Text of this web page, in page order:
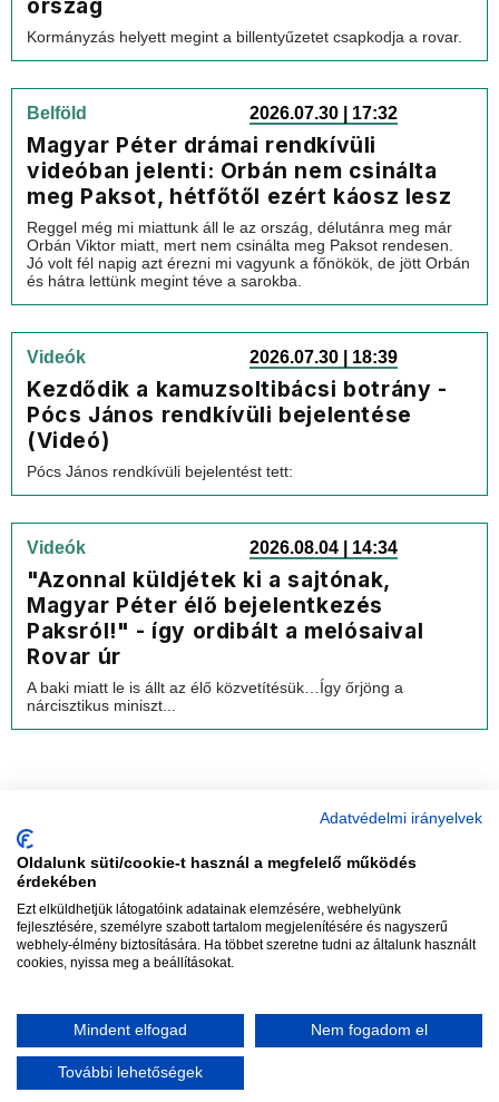
ország
Kormányzás helyett megint a billentyűzetet csapkodja a rovar.
Belföld 2026.07.30 | 17:32
Magyar Péter drámai rendkívüli
videóban jelenti: Orbán nem csinálta
meg Paksot, hétfőtől ezért káosz lesz
Reggel még mi miattunk áll le az ország, délutánra meg már
Orbán Viktor miatt, mert nem csinálta meg Paksot rendesen.
Jó volt fél napig azt érezni mi vagyunk a főnökök, de jött Orbán
és hátra lettünk megint téve a sarokba.
Videók 2026.07.30 | 18:39
Kezdődik a kamuzsoltibácsi botrány -
Pócs János rendkívüli bejelentése
(Videó)
Pócs János rendkívüli bejelentést tett:
Videók 2026.08.04 | 14:34
"Azonnal küldjétek ki a sajtónak,
Magyar Péter élő bejelentkezés
Paksról!" - így ordibált a melósaival
Rovar úr
A baki miatt le is állt az élő közvetítésük…Így őrjöng a
nárcisztikus miniszt...
Szerkesztőség:szerk@vadhajtasok.hu
Modi:moderator@vadhajtasok.hu
AdatvédelemImpresszumSzerzői jogok
2018 Vadhajtások.hu
Adatvédelmi irányelvek
Oldalunk süti/cookie-t használ a megfelelő működés
érdekében
Ezt elküldhetjük látogatóink adatainak elemzésére, webhelyünk
fejlesztésére, személyre szabott tartalom megjelenítésére és nagyszerű
webhely-élmény biztosítására. Ha többet szeretne tudni az általunk használt
cookies, nyissa meg a beállításokat.
Mindent elfogad Nem fogadom el
További lehetőségek